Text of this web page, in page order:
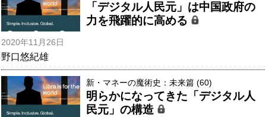
「デジタル人民元」は中国政府の
力を飛躍的に高める
2020年11月26日
野口悠紀雄
新・マネーの魔術史：未来篇 (60)
明らかになってきた「デジタル人
民元」の構造